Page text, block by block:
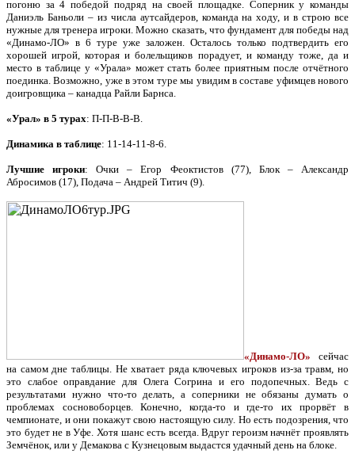
погоню за 4 победой подряд на своей площадке. Соперник у команды
Даниэль Баньоли – из числа аутсайдеров, команда на ходу, и в строю все
нужные для тренера игроки. Можно сказать, что фундамент для победы над
«Динамо-ЛО» в 6 туре уже заложен. Осталось только подтвердить его
хорошей игрой, которая и болельщиков порадует, и команду тоже, да и
место в таблице у «Урала» может стать более приятным после отчётного
поединка. Возможно, уже в этом туре мы увидим в составе уфимцев нового
доигровщика – канадца Райли Барнса.
«Урал» в 5 турах: П-П-В-В-В.
Динамика в таблице: 11-14-11-8-6.
Лучшие игроки: Очки – Егор Феоктистов (77), Блок – Александр
Абросимов (17), Подача – Андрей Титич (9).
«Динамо-ЛО» сейчас
на самом дне таблицы. Не хватает ряда ключевых игроков из-за травм, но
это слабое оправдание для Олега Согрина и его подопечных. Ведь с
результатами нужно что-то делать, а соперники не обязаны думать о
проблемах сосновоборцев. Конечно, когда-то и где-то их прорвёт в
чемпионате, и они покажут свою настоящую силу. Но есть подозрения, что
это будет не в Уфе. Хотя шанс есть всегда. Вдруг героизм начнёт проявлять
Земчёнок, или у Демакова с Кузнецовым выдастся удачный день на блоке.